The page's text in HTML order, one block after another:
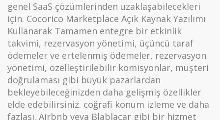
genel SaaS çözümlerinden uzaklaşabilecekleri
için. Cocorico Marketplace Açık Kaynak Yazılımı
Kullanarak Tamamen entegre bir etkinlik
takvimi, rezervasyon yönetimi, üçüncü taraf
ödemeler ve ertelenmiş ödemeler, rezervasyon
yönetimi, özelleştirilebilir komisyonlar, müşteri
doğrulaması gibi büyük pazarlardan
bekleyebileceğinizden daha gelişmiş özellikler
elde edebilirsiniz. coğrafi konum izleme ve daha
fazlası. Airbnb veya Blablacar gibi bir hizmet